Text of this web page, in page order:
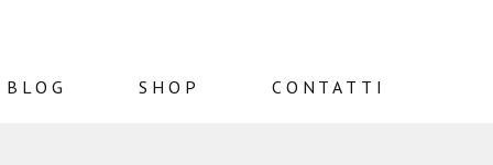
BLOG SHOP CONTATTI